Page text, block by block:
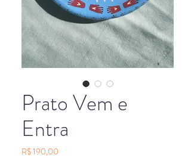
Prato Vem e
Entra
R$ 190,00